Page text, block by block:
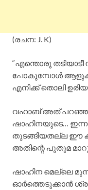
(രചന: J. K)
“എന്തൊരു
പോകുമ്പോൾ
എനിക്ക് തൊലി
വഹാബ് അത്
ഷാഹിനയുടെ…
തുടങ്ങിയതല്ല ഈ
അതിന്റെ പുതുമ
ഷാഹിന മെല്ലെ
ഓർത്തെടുക്കാൻ